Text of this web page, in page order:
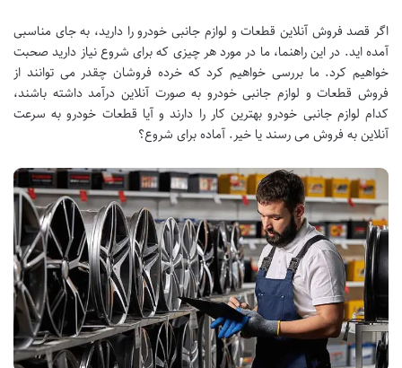
اگر قصد فروش آنلاین قطعات و لوازم جانبی خودرو را دارید، به جای مناسبی
آمده اید. در این راهنما، ما در مورد هر چیزی که برای شروع نیاز دارید صحبت
خواهیم کرد. ما بررسی خواهیم کرد که خرده فروشان چقدر می توانند از
فروش قطعات و لوازم جانبی خودرو به صورت آنلاین درآمد داشته باشند،
کدام لوازم جانبی خودرو بهترین کار را دارند و آیا قطعات خودرو به سرعت
آنلاین به فروش می رسند یا خیر. آماده برای شروع؟